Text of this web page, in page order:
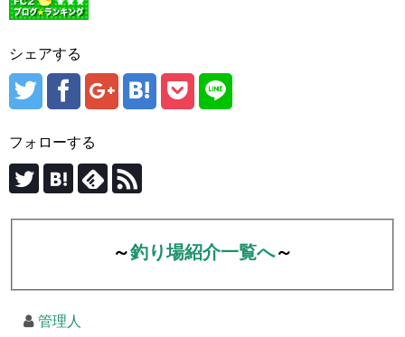
シェアする
フォローする
～釣り場紹介一覧へ～
管理人